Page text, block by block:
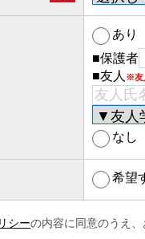
あり
■保護者
■友人 ※友
なし
希望
シーの内容に同意のうえ、